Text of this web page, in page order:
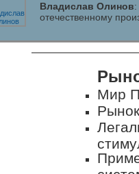
Владислав Олинов
отечественному
Мир